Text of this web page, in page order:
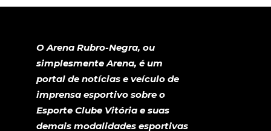
O Arena Rubro-Negra, ou
simplesmente Arena, é um
portal de notícias e veículo de
imprensa esportivo sobre o
Esporte Clube Vitória e suas
demais modalidades esportivas